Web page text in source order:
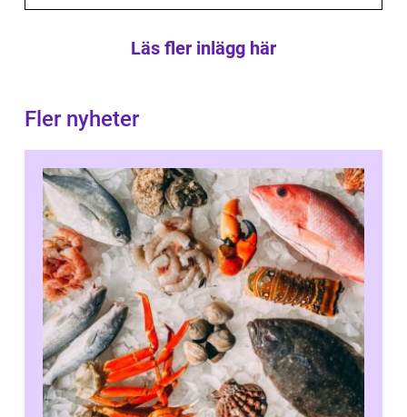
Läs fler inlägg här
Fler nyheter